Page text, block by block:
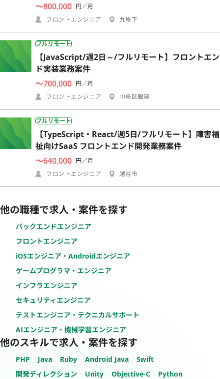
〜800,000 円／月
フロントエンジニア
九段下
フルリモート
【JavaScript/週2日～/フルリモート】フロントエン
ド実装業務案件
〜700,000 円／月
フロントエンジニア
中央区銀座
フルリモート
【TypeScript・React/週5日/フルリモート】障害福
祉向けSaaS フロントエンド開発業務案件
〜640,000 円／月
フロントエンジニア
越谷市
他の職種で求人・案件を探す
バックエンドエンジニア
フロントエンジニア
iOSエンジニア・Androidエンジニア
ゲームプログラマ・エンジニア
インフラエンジニア
セキュリティエンジニア
テストエンジニア・テクニカルサポート
AIエンジニア・機械学習エンジニア
他のスキルで求人・案件を探す
PHP Java Ruby Android Java
Swift
開発ディレクション
Unity Objective-C Python